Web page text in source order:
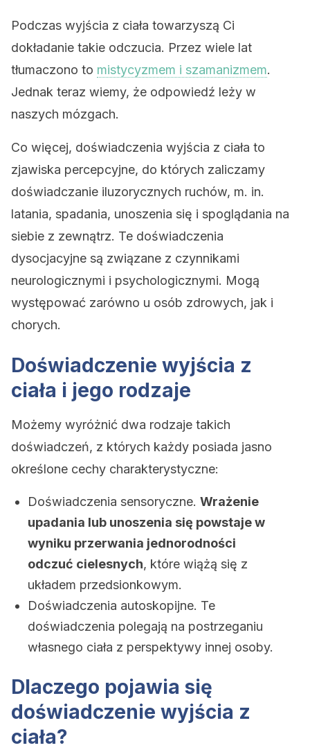
Podczas wyjścia z ciała towarzyszą Ci
dokładanie takie odczucia. Przez wiele lat
tłumaczono to mistycyzmem i szamanizmem.
Jednak teraz wiemy, że odpowiedź leży w
naszych mózgach.
Co więcej, doświadczenia wyjścia z ciała to
zjawiska percepcyjne, do których zaliczamy
doświadczanie iluzorycznych ruchów, m. in.
latania, spadania, unoszenia się i spoglądania na
siebie z zewnątrz. Te doświadczenia
dysocjacyjne są związane z czynnikami
neurologicznymi i psychologicznymi. Mogą
występować zarówno u osób zdrowych, jak i
chorych.
Doświadczenie wyjścia z
ciała i jego rodzaje
Możemy wyróżnić dwa rodzaje takich
doświadczeń, z których każdy posiada jasno
określone cechy charakterystyczne:
Doświadczenia sensoryczne. Wrażenie
upadania lub unoszenia się powstaje w
wyniku przerwania jednorodności
odczuć cielesnych, które wiążą się z
układem przedsionkowym.
Doświadczenia autoskopijne. Te
doświadczenia polegają na postrzeganiu
własnego ciała z perspektywy innej osoby.
Dlaczego pojawia się
doświadczenie wyjścia z
ciała?